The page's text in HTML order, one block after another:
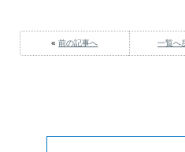
«前の記事へ 一覧へ